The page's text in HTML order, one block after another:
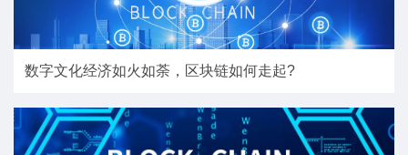
数字文化经济如火如荼，区块链如何走起?